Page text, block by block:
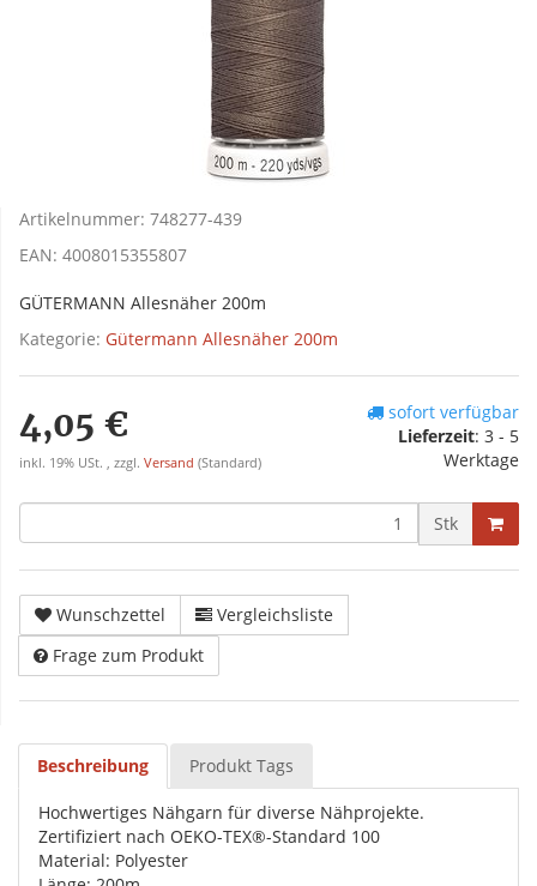
Artikelnummer: 748277-439
EAN: 4008015355807
GÜTERMANN Allesnäher 200m
Kategorie: Gütermann Allesnäher 200m
4,05 €
inkl. 19% USt. , zzgl. Versand (Standard)
sofort verfügbar
Lieferzeit: 3 - 5
Werktage
Stk
Wunschzettel
Vergleichsliste
Frage zum Produkt
Beschreibung Produkt Tags
Hochwertiges Nähgarn für diverse Nähprojekte.
Zertifiziert nach OEKO-TEX®-Standard 100
Material: Polyester